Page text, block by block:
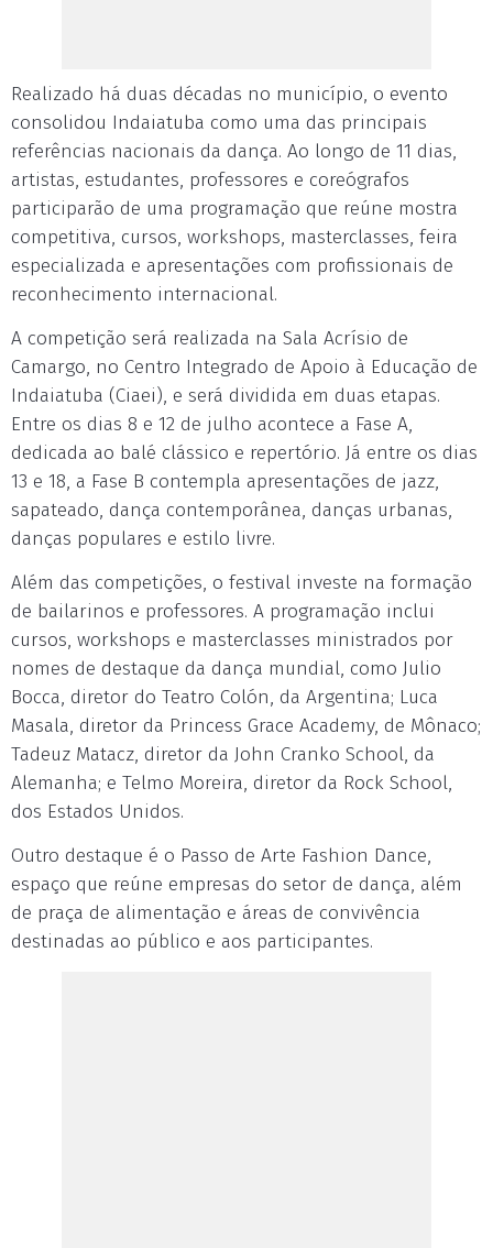
Realizado há duas décadas no município, o evento
consolidou Indaiatuba como uma das principais
referências nacionais da dança. Ao longo de 11 dias,
artistas, estudantes, professores e coreógrafos
participarão de uma programação que reúne mostra
competitiva, cursos, workshops, masterclasses, feira
especializada e apresentações com profissionais de
reconhecimento internacional.
A competição será realizada na Sala Acrísio de
Camargo, no Centro Integrado de Apoio à Educação de
Indaiatuba (Ciaei), e será dividida em duas etapas.
Entre os dias 8 e 12 de julho acontece a Fase A,
dedicada ao balé clássico e repertório. Já entre os dias
13 e 18, a Fase B contempla apresentações de jazz,
sapateado, dança contemporânea, danças urbanas,
danças populares e estilo livre.
Além das competições, o festival investe na formação
de bailarinos e professores. A programação inclui
cursos, workshops e masterclasses ministrados por
nomes de destaque da dança mundial, como Julio
Bocca, diretor do Teatro Colón, da Argentina; Luca
Masala, diretor da Princess Grace Academy, de Mônaco;
Tadeuz Matacz, diretor da John Cranko School, da
Alemanha; e Telmo Moreira, diretor da Rock School,
dos Estados Unidos.
Outro destaque é o Passo de Arte Fashion Dance,
espaço que reúne empresas do setor de dança, além
de praça de alimentação e áreas de convivência
destinadas ao público e aos participantes.